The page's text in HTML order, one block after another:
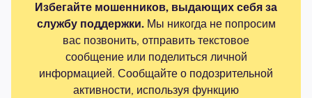
Избегайте мошенников, выдающих себя за
службу поддержки.Мы никогда не попросим
вас позвонить, отправить текстовое
сообщение или поделиться личной
информацией. Сообщайте о подозрительной
активности, используя функцию